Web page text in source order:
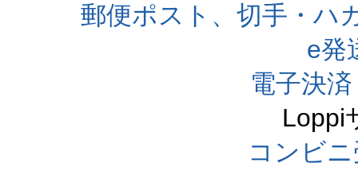
郵便ポスト、切手・ハ
e発
電子決
Loppi
コンビ